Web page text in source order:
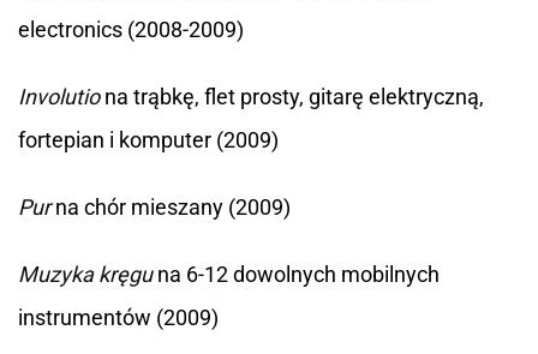
electronics (2008-2009)
Involutiona trąbkę, flet prosty, gitarę elektryczną,
fortepian i komputer (2009)
Purna chór mieszany (2009)
Muzyka kręguna 6-12 dowolnych mobilnych
instrumentów (2009)